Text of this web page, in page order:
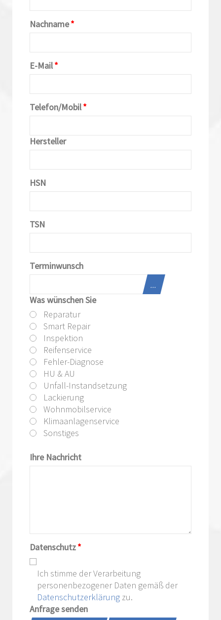
Nachname*
E-Mail*
Telefon/Mobil*
Hersteller
HSN
TSN
Terminwunsch
...
Was wünschen Sie
Reparatur
Smart Repair
Inspektion
Reifenservice
Fehler-Diagnose
HU & AU
Unfall-Instandsetzung
Lackierung
Wohnmobilservice
Klimaanlagenservice
Sonstiges
Ihre Nachricht
Datenschutz*
Ich stimme der Verarbeitung
personenbezogener Daten gemäß der
Datenschutzerklärung zu.
Anfrage senden